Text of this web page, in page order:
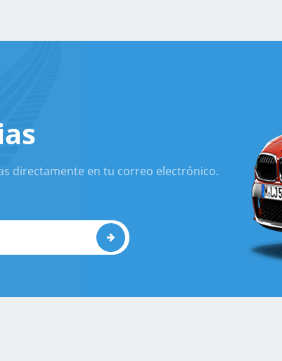
directamente en tu correo electrónico.